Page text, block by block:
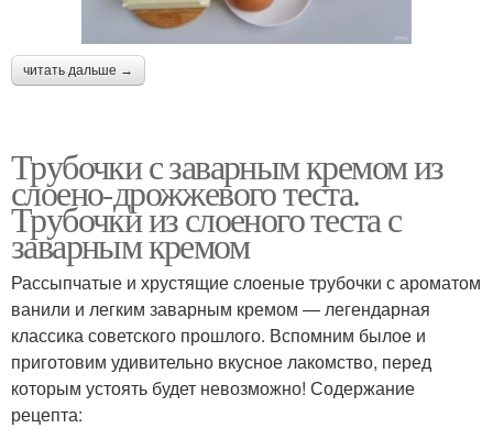
читать дальше →
Трубочки с заварным кремом из
слоено-дрожжевого теста.
Трубочки из слоеного теста с
заварным кремом
Рассыпчатые и хрустящие слоеные трубочки с ароматом
ванили и легким заварным кремом — легендарная
классика советского прошлого. Вспомним былое и
приготовим удивительно вкусное лакомство, перед
которым устоять будет невозможно! Содержание
рецепта: